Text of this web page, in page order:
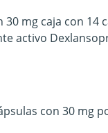
mg caja con
activo
con 30 mg